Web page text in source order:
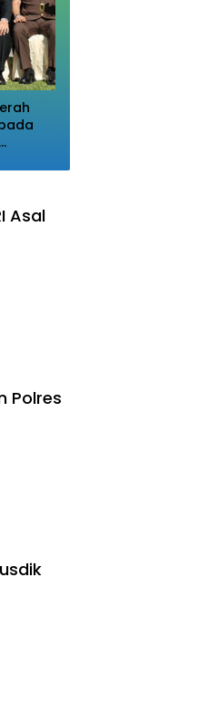
Asal
Polres